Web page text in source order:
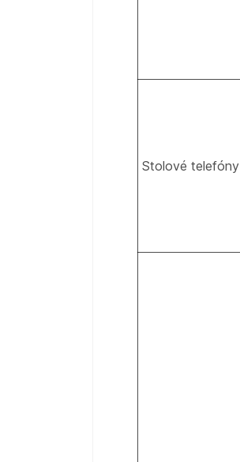
Stolové telefóny